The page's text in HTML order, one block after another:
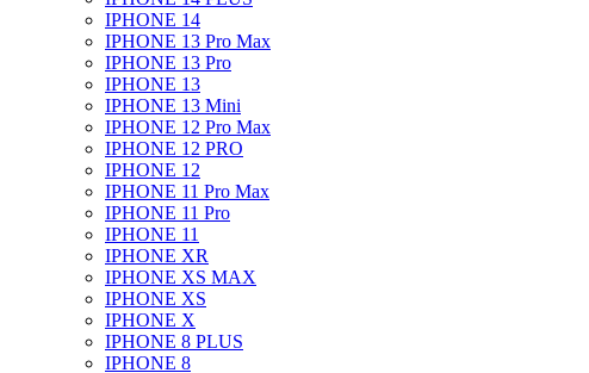
IPHONE 14
IPHONE 13 Pro Max
IPHONE 13 Pro
IPHONE 13
IPHONE 13 Mini
IPHONE 12 Pro Max
IPHONE 12 PRO
IPHONE 12
IPHONE 11 Pro Max
IPHONE 11 Pro
IPHONE 11
IPHONE XR
IPHONE XS MAX
IPHONE XS
IPHONE X
IPHONE 8 PLUS
IPHONE 8